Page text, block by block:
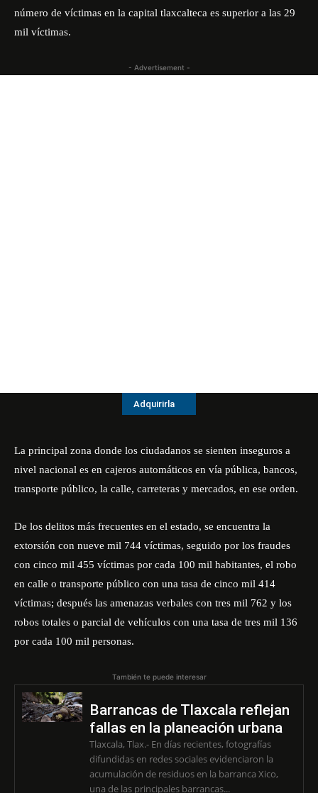
número de víctimas en la capital tlaxcalteca es superior a las 29
mil víctimas.
- Advertisement -
Adquirirla
La principal zona donde los ciudadanos se sienten inseguros a
nivel nacional es en cajeros automáticos en vía pública, bancos,
transporte público, la calle, carreteras y mercados, en ese orden.
De los delitos más frecuentes en el estado, se encuentra la
extorsión con nueve mil 744 víctimas, seguido por los fraudes
con cinco mil 455 víctimas por cada 100 mil habitantes, el robo
en calle o transporte público con una tasa de cinco mil 414
víctimas; después las amenazas verbales con tres mil 762 y los
robos totales o parcial de vehículos con una tasa de tres mil 136
por cada 100 mil personas.
También te puede interesar
Barrancas de Tlaxcala reflejan
fallas en la planeación urbana
Tlaxcala, Tlax.- En días recientes, fotografías
difundidas en redes sociales evidenciaron la
acumulación de residuos en la barranca Xico,
una de las principales barrancas...